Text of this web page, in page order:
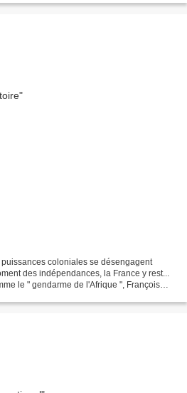
coloniales se désengagent
des indépendances, la France y rest...
le " gendarme de l'Afrique ", François